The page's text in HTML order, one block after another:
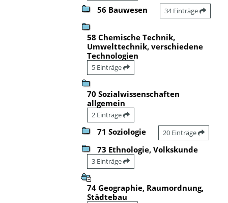
56 Bauwesen 34 Einträge
58 Chemische Technik,
Umwelttechnik, verschiedene
Technologien
5 Einträge
70 Sozialwissenschaften
allgemein
2 Einträge
71 Soziologie 20 Einträge
73 Ethnologie, Volkskunde
3 Einträge
74 Geographie, Raumordnung,
Städtebau